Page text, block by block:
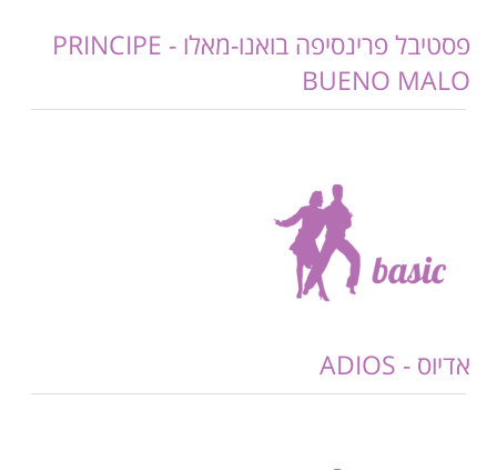
פסטיבל פרינסיפה בואנו-מאלו - PRINCIPE
BUENO MALO
אדיוס - ADIOS